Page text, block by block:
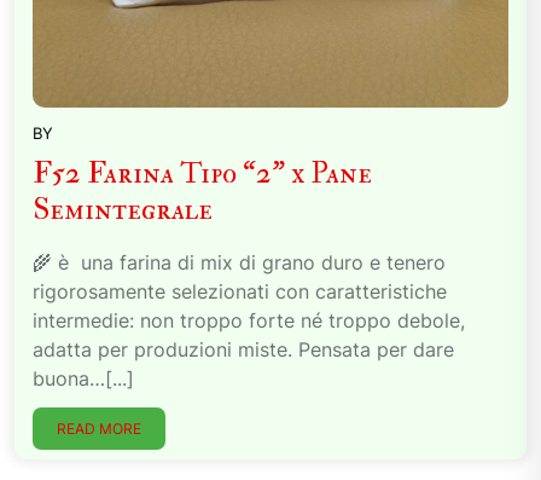
BY
F52 Farina Tipo “2” x Pane
Semintegrale
🌾 è una farina di mix di grano duro e tenero
rigorosamente selezionati con caratteristiche
intermedie: non troppo forte né troppo debole,
adatta per produzioni miste. Pensata per dare
buona…[...]
READ MORE